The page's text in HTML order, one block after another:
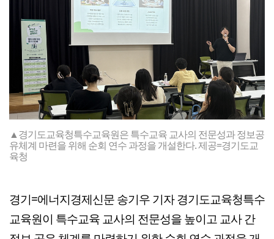
▲경기도교육청특수교육원은 특수교육 교사의 전문성과 정보공
유체계 마련을 위해 순회 연수 과정을 개설한다. 제공=경기도교
육청
경기=에너지경제신문 송기우 기자 경기도교육청특수
교육원이 특수교육 교사의 전문성을 높이고 교사 간